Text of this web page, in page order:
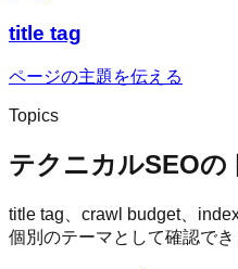
title tag
ページの主題を伝える
Topics
テクニカルSEOの
title tag、crawl budget、
個別のテーマとして確認でき